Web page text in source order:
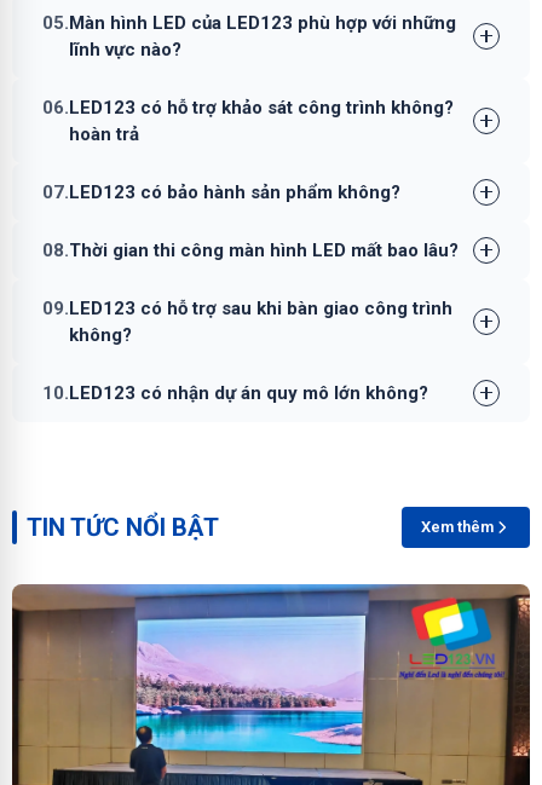
05.Màn hình LED của LED123 phù hợp với những
lĩnh vực nào?
06.LED123 có hỗ trợ khảo sát công trình không?
hoàn trả
07.LED123 có bảo hành sản phẩm không?
08.Thời gian thi công màn hình LED mất bao lâu?
09.LED123 có hỗ trợ sau khi bàn giao công trình
không?
10.LED123 có nhận dự án quy mô lớn không?
TIN TỨC NỔI BẬT Xem thêm